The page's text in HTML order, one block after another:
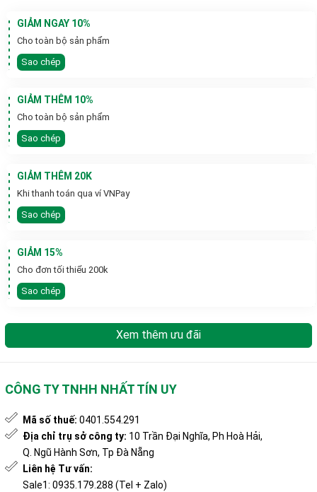
GIẢM NGAY 10%
Cho toàn bộ sản phẩm
Sao chép
GIẢM THÊM 10%
Cho toàn bộ sản phẩm
Sao chép
GIẢM THÊM 20K
Khi thanh toán qua ví VNPay
Sao chép
GIẢM 15%
Cho đơn tối thiểu 200k
Sao chép
Xem thêm ưu đãi
CÔNG TY TNHH NHẤT TÍN UY
Mã số thuế: 0401.554.291
Địa chỉ trụ sở công ty: 10 Trần Đại Nghĩa, Ph Hoà Hải,
Q. Ngũ Hành Sơn, Tp Đà Nẵng
Liên hệ Tư vấn:
Sale1: 0935.179.288 (Tel + Zalo)